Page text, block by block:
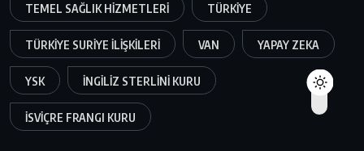
TEMEL SAĞLIK HIZMETLERI TÜRKIYE
TÜRKIYE SURIYE ILIŞKILERI VAN YAPAY ZEKA
YSK İNGILIZ STERLINI KURU
İSVIÇRE FRANGI KURU